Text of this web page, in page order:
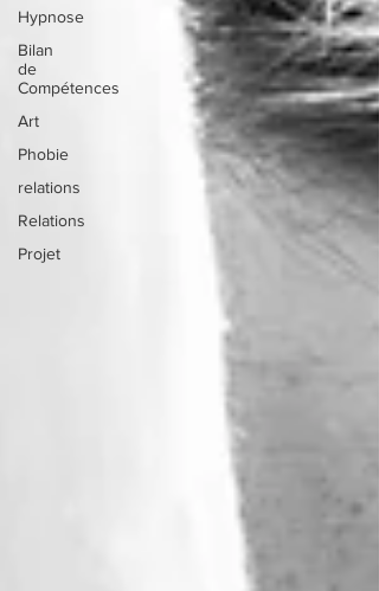
Hypnose
Bilan
de
Compétences
Art
Phobie
relations
Relations
Projet